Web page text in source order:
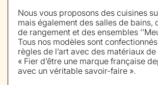
Nous vous proposons des cuisines
mais également des salles de bains,
de rangement et des ensembles
Tous nos modèles sont
règles de l’art avec des matériaux
« Fier d’être une marque française
avec un véritable savoir-faire ».